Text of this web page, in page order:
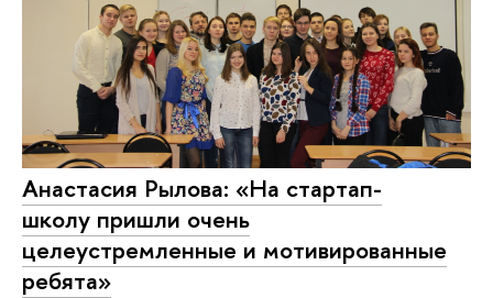
Анастасия Рылова: «На стартап-
школу пришли очень
целеустремленные и мотивированные
ребята»